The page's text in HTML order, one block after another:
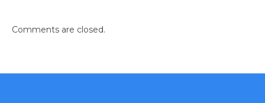
Comments are closed.